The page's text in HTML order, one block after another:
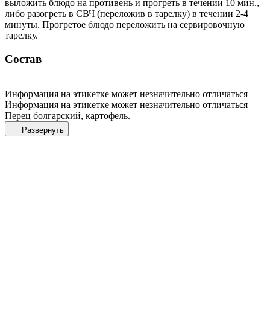
выложить блюдо на противень и прогреть в течении 10 мин.,
либо разогреть в СВЧ (переложив в тарелку) в течении 2-4
минуты. Прогретое блюдо переложить на сервировочную
тарелку.
Состав
Информация на этикетке может незначительно отличаться
Информация на этикетке может незначительно отличаться
Перец болгарский, картофель.
Развернуть